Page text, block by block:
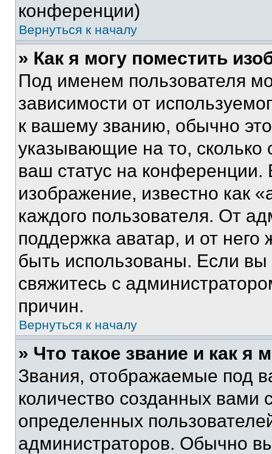
конференции)
Вернуться к началу
» Как я могу поместить
Под именем пользователя
зависимости от
к вашему званию, обычно это
указывающие на то,
ваш статус на
изображение, известно как
каждого пользователя. От
поддержка аватар, и от него
быть использованы. Если
свяжитесь с
причин.
Вернуться к началу
» Что такое звание и как я
Звания, отображаемые под
количество созданных
определенных
администраторов. Обычно